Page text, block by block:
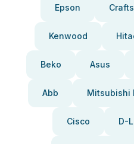
Epson
Kenwood
Beko Asus
Abb Mitsubishi
Cisco D-